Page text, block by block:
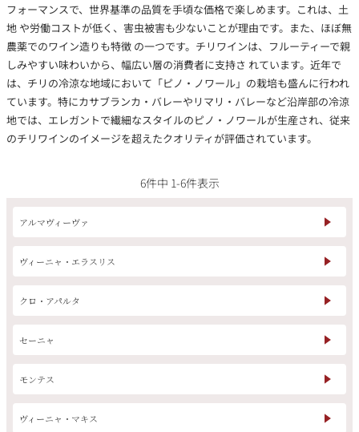
サロン ルイ・ロデレール
イタリア ドイツ
チリ その他国
フォーマンスで、世界基準の品質を手頃な価格で楽しめます。これは、土
地 や労働コストが低く、害虫被害も少ないことが理由です。また、ほぼ無
農薬でのワイン造りも特徴 の一つです。チリワインは、フルーティーで親
しみやすい味わいから、幅広い層の消費者に支持さ れています。近年で
は、チリの冷涼な地域において「ピノ・ノワール」の栽培も盛んに行われ
ています。特にカサブランカ・バレーやリマリ・バレーなど沿岸部の冷涼
地では、エレガントで繊細なスタイルのピノ・ノワールが生産され、従来
のチリワインのイメージを超えたクオリティが評価されています。
6件中 1-6件表示
アルマヴィーヴァ
ヴィーニャ・エラスリス
クロ・アパルタ
セーニャ
モンテス
ヴィーニャ・マキス